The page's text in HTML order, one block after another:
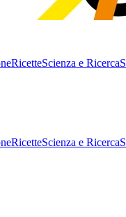
RicetteScienza e Ricerca
RicetteScienza e Ricerca